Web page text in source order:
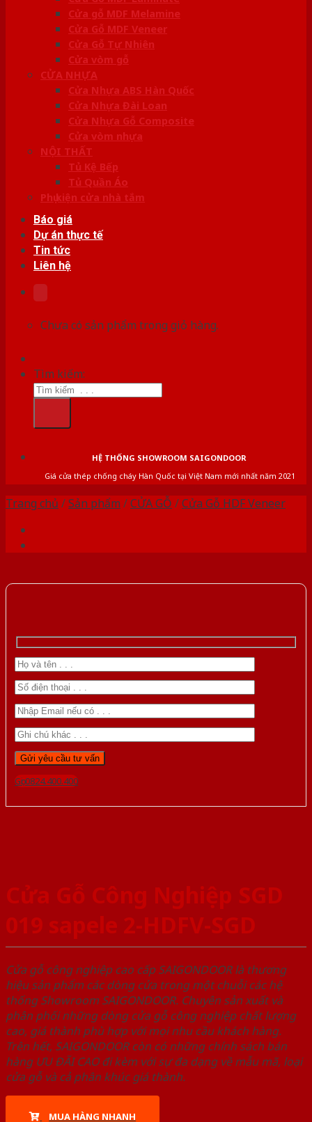
Cửa gỗ MDF Melamine
Cửa Gỗ MDF Veneer
Cửa Gỗ Tự Nhiên
Cửa vòm gỗ
CỬA NHỰA
Cửa Nhựa ABS Hàn Quốc
Cửa Nhựa Đài Loan
Cửa Nhựa Gỗ Composite
Cửa vòm nhựa
NỘI THẤT
Tủ Kệ Bếp
Tủ Quần Áo
Phụ kiện cửa nhà tắm
Báo giá
Dự án thực tế
Tin tức
Liên hệ
Chưa có sản phẩm trong giỏ hàng.
Tìm kiếm:
HỆ THỐNG SHOWROOM SAIGONDOOR
Giá cửa thép chống cháy Hàn Quốc tại Việt Nam mới nhất năm 2021
Trang chủ /Sản phẩm /CỬA GỖ /Cửa Gỗ HDF Veneer
Gọi 0824.400.400
Cửa Gỗ Công Nghiệp SGD
019 sapele 2-HDFV-SGD
Cửa gỗ công nghiệp cao cấp SAIGONDOOR là thương
hiệu sản phẩm các dòng cửa trong một chuỗi các hệ
thống Showroom SAIGONDOOR. Chuyên sản xuất và
phân phối những dòng cửa gỗ công nghiệp chất lượng
cao, giá thành phù hợp với mọi nhu cầu khách hàng.
Trên hết, SAIGONDOOR còn có những chính sách bán
hàng ƯU ĐÃI CAO đi kèm với sự đa dạng về mẫu mã, loại
cửa gỗ và cả phân khúc giá thành.
MUA HÀNG NHANH